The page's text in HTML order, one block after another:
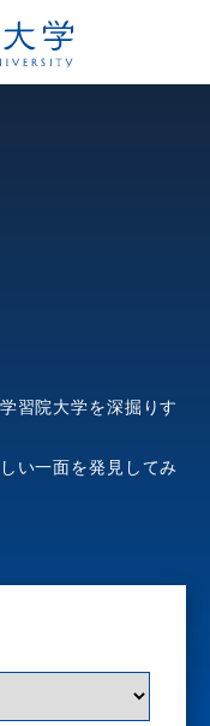
習院大学を深掘りす
い一面を発見してみ